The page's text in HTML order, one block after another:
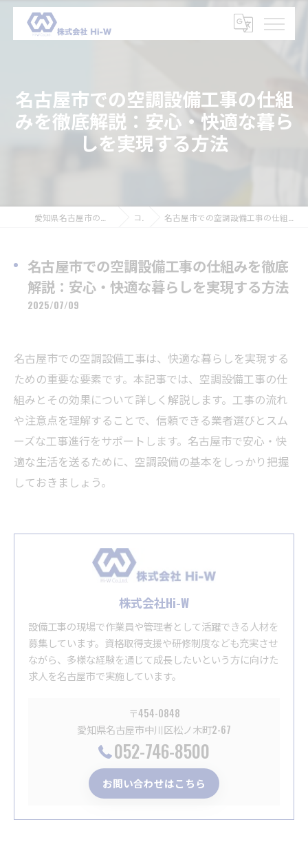
名古屋市での空調設備工事の仕組
みを徹底解説：安心・快適な暮ら
しを実現する方法
コラム 名古屋市での空調設備工事の仕組みを徹底解説：安心・快適な暮らしを実現する方法
名古屋市での空調設備工事の仕組みを徹底
解説：安心・快適な暮らしを実現する方法
2025/07/09
名古屋市での空調設備工事は、快適な暮らしを実現する
ための重要な要素です。本記事では、空調設備工事の仕
組みとその効果について詳しく解説します。工事の流れ
や注意点を理解することで、信頼できる業者選びとスム
ーズな工事進行をサポートします。名古屋市で安心・快
適な生活を送るために、空調設備の基本をしっかり把握
しておきましょう。
株式会社Hi-W
設備工事の現場で作業員や管理者として活躍できる人材を
募集しています。資格取得支援や研修制度なども充実させ
ながら、多様な経験を通じて成長したいという方に向けた
求人を名古屋市で実施しています。
〒454-0848
愛知県名古屋市中川区松ノ木町2-67
052-746-8500
お問い合わせはこちら